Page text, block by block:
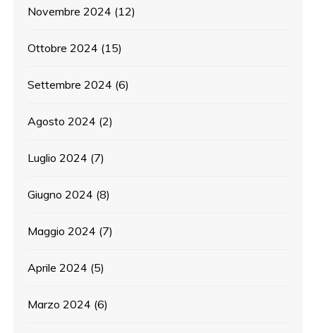
Novembre 2024 (12)
Ottobre 2024 (15)
Settembre 2024 (6)
Agosto 2024 (2)
Luglio 2024 (7)
Giugno 2024 (8)
Maggio 2024 (7)
Aprile 2024 (5)
Marzo 2024 (6)